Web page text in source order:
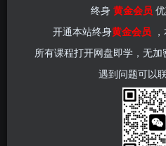
📌 1000➕互联网副业项目教
终身 黄金会员
开通本站终身黄金会员
所有课程打开网盘即学，无
遇到问题可以